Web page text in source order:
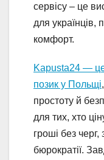
сервісу – це
для українців,
комфорт.
Kapusta24 —
позик у Польщі
простоту й
для тих, хто
гроші без черг,
бюрократії.